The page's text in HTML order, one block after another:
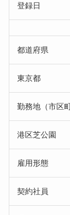
登録日
都道府県
東京都
勤務地（市区
港区芝公園
雇用形態
契約社員